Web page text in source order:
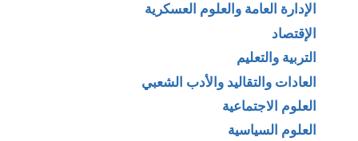
الإدارة العامة والعلوم العسكرية
الإقتصاد
التربية والتعليم
العادات والتقاليد والأدب الشعبي
العلوم الاجتماعية
العلوم السياسية